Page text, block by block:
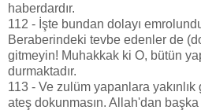
haberdardır.
112 - İşte bundan dolayı
Beraberindeki tevbe edenler de
gitmeyin! Muhakkak ki O, bütün
durmaktadır.
113 - Ve zulüm yapanlara
ateş dokunmasın. Allah'dan başka